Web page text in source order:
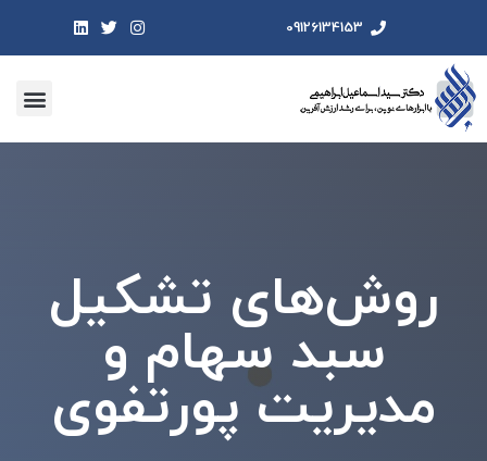
09126134153
روش‌های تشکیل
سبد سهام و
مدیریت پورتفوی